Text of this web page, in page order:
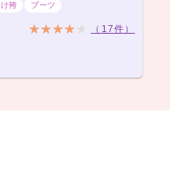
袴 ブーツ
（17件）